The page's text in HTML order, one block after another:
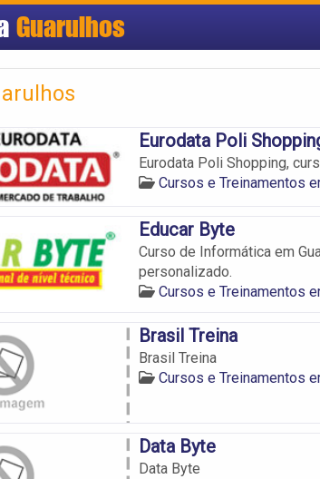
Guarulhos
Eurodata Poli
Eurodata Poli Shopping,
Cursos e Treinamentos
Educar Byte
Curso de Informática em
personalizado.
Cursos e Treinamentos
Brasil Treina
Brasil Treina
Cursos e Treinamentos
Data Byte
Data Byte